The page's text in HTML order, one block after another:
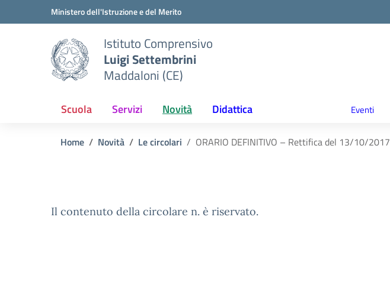
Vai ai contenuti
Vai al menu di navigazioneMinistero dell'Istruzione e del Merito
Istituto Comprensivo
Luigi Settembrini
Maddaloni (CE)
Scuola Servizi Novità Didattica Eventi
Home Novità Le circolari ORARIO DEFINITIVO – Rettifica del 13/10/2017
Il contenuto della circolare n. è riservato.